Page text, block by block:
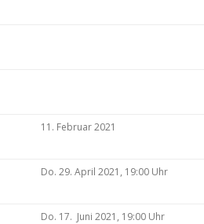
11. Februar 2021
Do. 29. April 2021, 19:00 Uhr
Do. 17. Juni 2021, 19:00 Uhr